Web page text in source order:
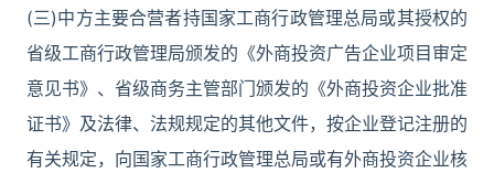
(三)中方主要合营者持国家工商行政管理总局或其授权的
省级工商行政管理局颁发的《外商投资广告企业项目审定
意见书》、省级商务主管部门颁发的《外商投资企业批准
证书》及法律、法规规定的其他文件，按企业登记注册的
有关规定，向国家工商行政管理总局或有外商投资企业核